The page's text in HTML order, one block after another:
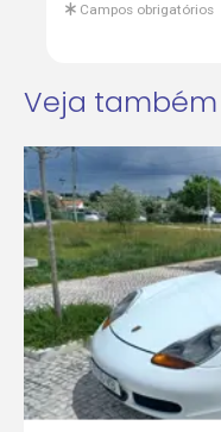
Campos obrigatórios
Veja também